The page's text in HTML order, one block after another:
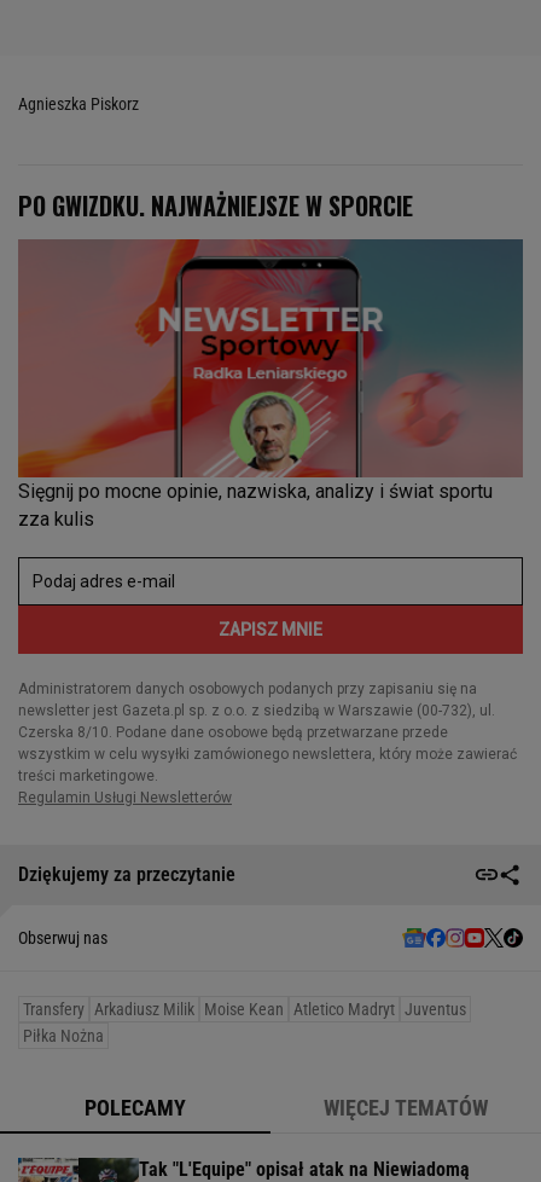
Agnieszka Piskorz
Dziękujemy za przeczytanie
Obserwuj nas
Transfery Arkadiusz Milik Moise Kean Atletico Madryt Juventus
Piłka Nożna
POLECAMY WIĘCEJ TEMATÓW
Tak "L'Equipe" opisał atak na Niewiadomą